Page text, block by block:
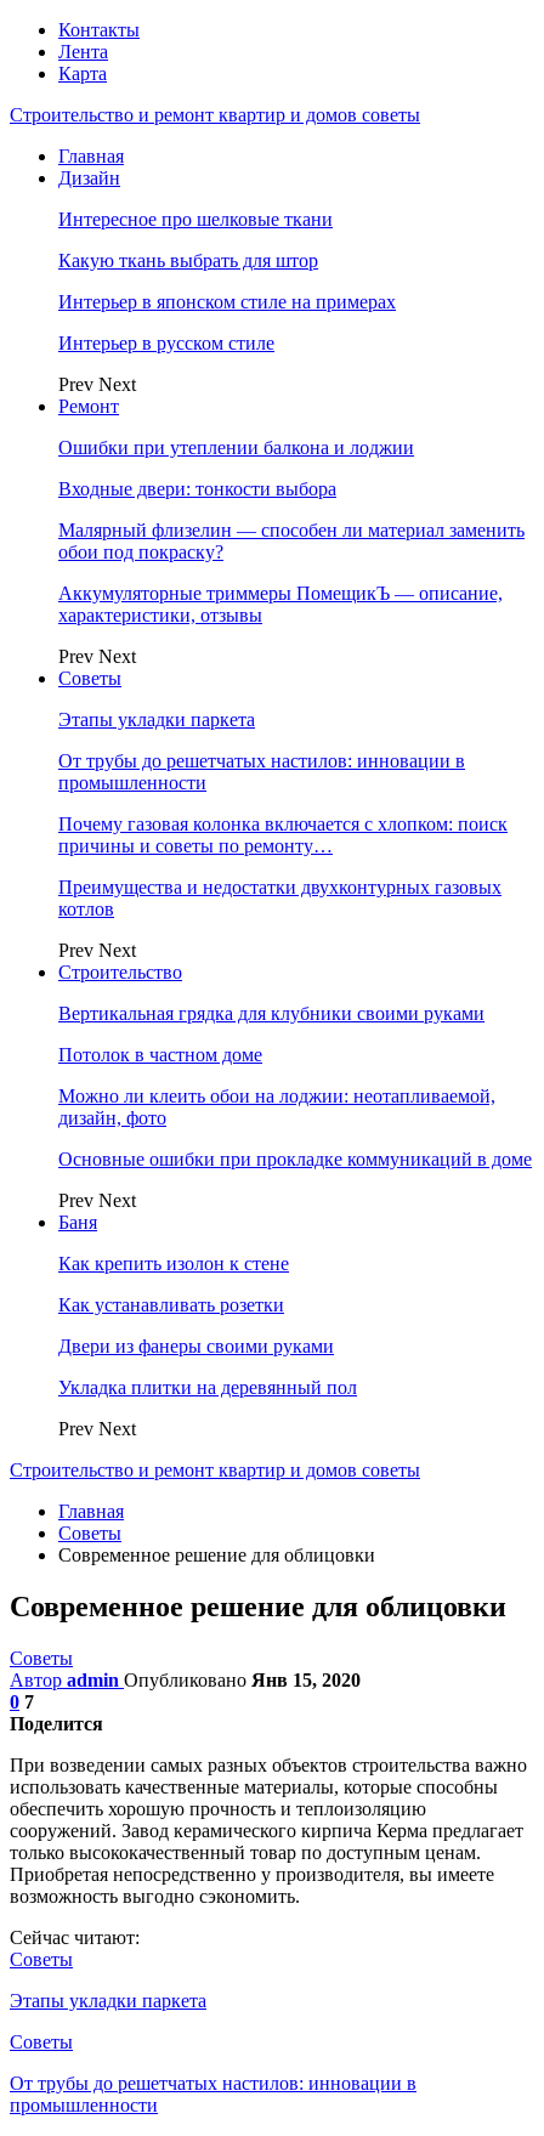
Контакты
Лента
Карта
Строительство и ремонт квартир и домов советы
Главная
Дизайн
Интересное про шелковые ткани
Какую ткань выбрать для штор
Интерьер в японском стиле на примерах
Интерьер в русском стиле
Prev Next
Ремонт
Ошибки при утеплении балкона и лоджии
Входные двери: тонкости выбора
Малярный флизелин — способен ли материал заменить
обои под покраску?
Аккумуляторные триммеры ПомещикЪ — описание,
характеристики, отзывы
Prev Next
Советы
Этапы укладки паркета
От трубы до решетчатых настилов: инновации в
промышленности
Почему газовая колонка включается с хлопком: поиск
причины и советы по ремонту…
Преимущества и недостатки двухконтурных газовых
котлов
Prev Next
Строительство
Вертикальная грядка для клубники своими руками
Потолок в частном доме
Можно ли клеить обои на лоджии: неотапливаемой,
дизайн, фото
Основные ошибки при прокладке коммуникаций в доме
Prev Next
Баня
Как крепить изолон к стене
Как устанавливать розетки
Двери из фанеры своими руками
Укладка плитки на деревянный пол
Prev Next
Строительство и ремонт квартир и домов советы
Главная
Советы
Современное решение для облицовки
Современное решение для облицовки
Советы
Автор admin Опубликовано Янв 15, 2020
0 7
Поделится
При возведении самых разных объектов строительства важно
использовать качественные материалы, которые способны
обеспечить хорошую прочность и теплоизоляцию
сооружений. Завод керамического кирпича Керма предлагает
только высококачественный товар по доступным ценам.
Приобретая непосредственно у производителя, вы имеете
возможность выгодно сэкономить.
Сейчас читают:
Советы
Этапы укладки паркета
Советы
От трубы до решетчатых настилов: инновации в
промышленности